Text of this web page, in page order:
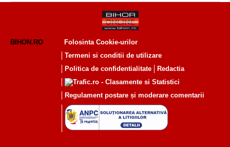
BIHON.RO
Folosinta Cookie-urilor
Termeni si conditii de utilizare
Politica de confidentialitate
Redactia
Regulament postare și moderare comentarii